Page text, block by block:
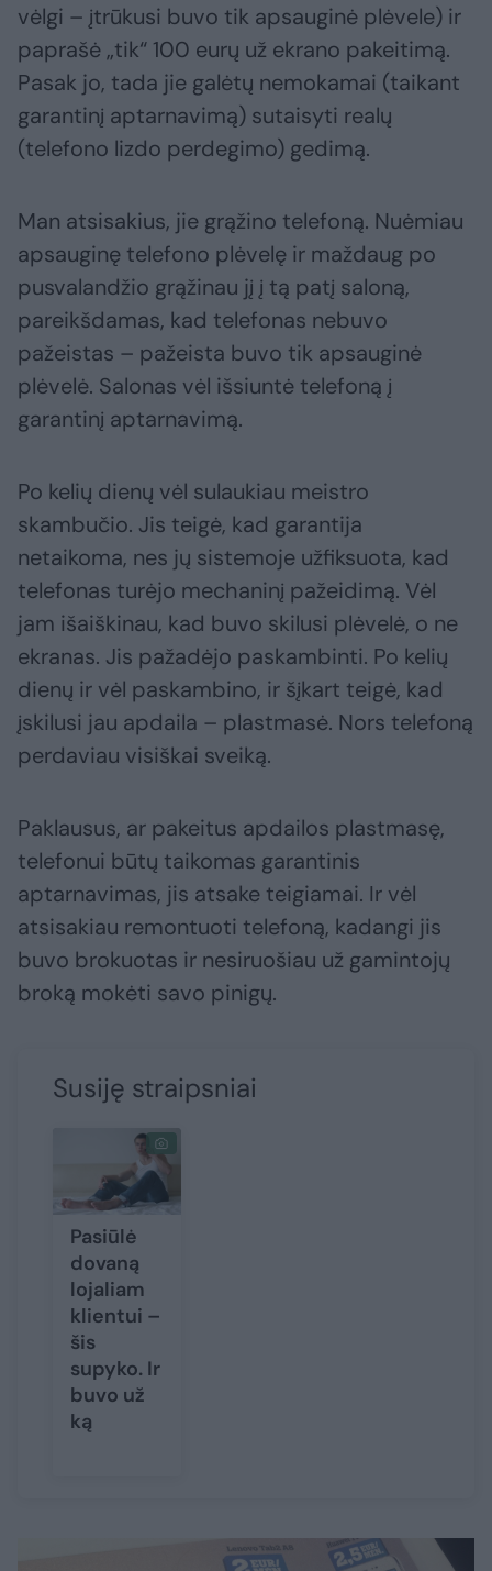
vėlgi – įtrūkusi buvo tik apsauginė plėvele) ir
paprašė „tik“ 100 eurų už ekrano pakeitimą.
Pasak jo, tada jie galėtų nemokamai (taikant
garantinį aptarnavimą) sutaisyti realų
(telefono lizdo perdegimo) gedimą.
Man atsisakius, jie grąžino telefoną. Nuėmiau
apsauginę telefono plėvelę ir maždaug po
pusvalandžio grąžinau jį į tą patį saloną,
pareikšdamas, kad telefonas nebuvo
pažeistas – pažeista buvo tik apsauginė
plėvelė. Salonas vėl išsiuntė telefoną į
garantinį aptarnavimą.
Po kelių dienų vėl sulaukiau meistro
skambučio. Jis teigė, kad garantija
netaikoma, nes jų sistemoje užfiksuota, kad
telefonas turėjo mechaninį pažeidimą. Vėl
jam išaiškinau, kad buvo skilusi plėvelė, o ne
ekranas. Jis pažadėjo paskambinti. Po kelių
dienų ir vėl paskambino, ir šįkart teigė, kad
įskilusi jau apdaila – plastmasė. Nors telefoną
perdaviau visiškai sveiką.
Paklausus, ar pakeitus apdailos plastmasę,
telefonui būtų taikomas garantinis
aptarnavimas, jis atsake teigiamai. Ir vėl
atsisakiau remontuoti telefoną, kadangi jis
buvo brokuotas ir nesiruošiau už gamintojų
broką mokėti savo pinigų.
Susiję straipsniai
Pasiūlė
dovaną
lojaliam
klientui –
šis
supyko. Ir
buvo už
ką